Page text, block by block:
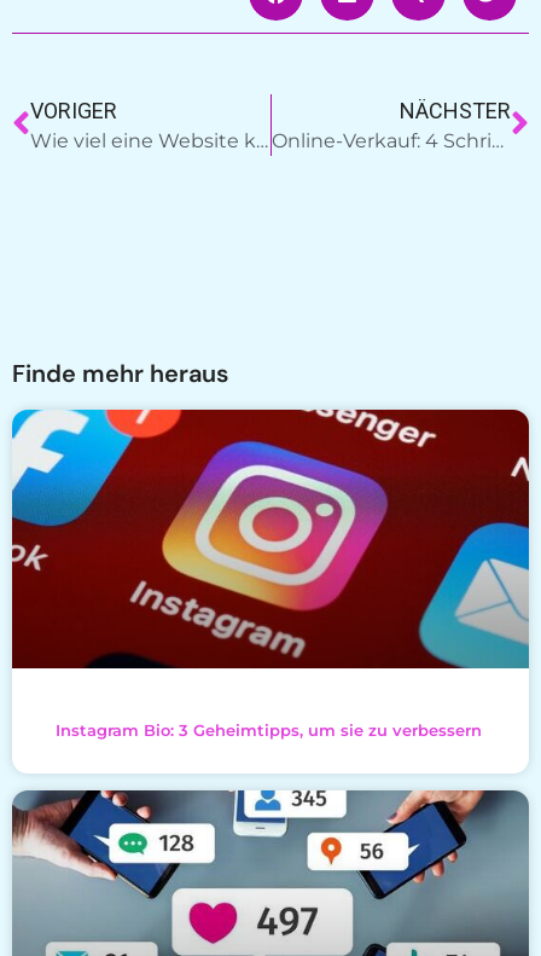
VORIGER
Wie viel eine Website kostet: Hier die Wahrheit
NÄCHSTER
Online-Verkauf: 4 Schritte für einen guten Start
Finde mehr heraus
Instagram Bio: 3 Geheimtipps, um sie zu verbessern